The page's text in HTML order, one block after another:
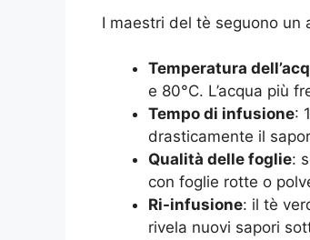
I maestri del tè seguono un
Temperatura
e 80°C. L’acqua più
Tempo di infusione:
drasticamente il
Qualità delle foglie:
con foglie rotte o
Ri-infusione: il tè
rivela nuovi sapori